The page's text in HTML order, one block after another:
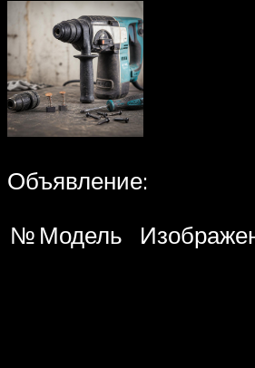
Объявление:
№ Модель